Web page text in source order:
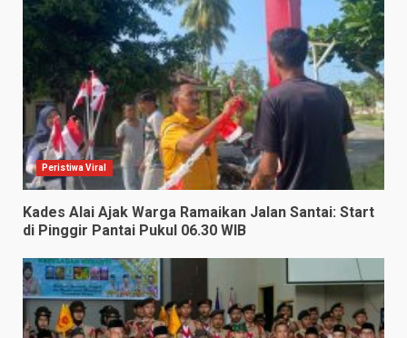
Peristiwa Viral
Kades Alai Ajak Warga Ramaikan Jalan Santai: Start
di Pinggir Pantai Pukul 06.30 WIB